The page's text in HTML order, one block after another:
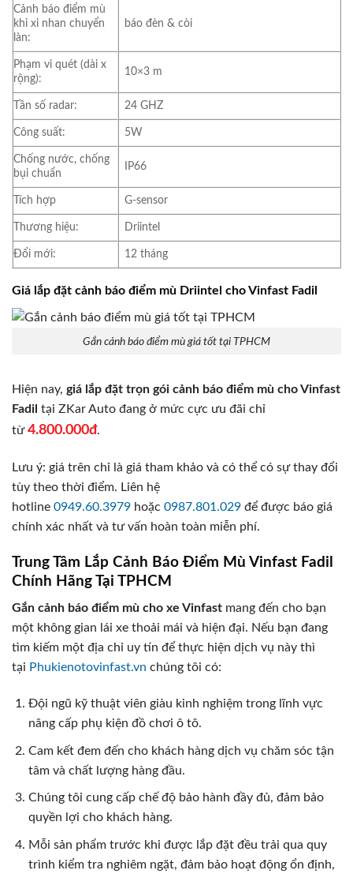
Cảnh báo điểm mù
khi xi nhan chuyển
làn:
báo đèn & còi
Phạm vi quét (dài x
rộng):
10×3 m
Tần số radar: 24 GHZ
Công suất: 5W
Chống nước, chống
bụi chuẩn
IP66
Tích hợp G-sensor
Thương hiệu: Driintel
Đổi mới: 12 tháng
Giá lắp đặt cảnh báo điểm mù Driintel cho Vinfast Fadil
Gắn cảnh báo điểm mù giá tốt tại TPHCM
Hiện nay, giá lắp đặt trọn gói cảnh báo điểm mù cho Vinfast
Fadil tại ZKar Auto đang ở mức cực ưu đãi chỉ
từ4.800.000đ.
Lưu ý: giá trên chỉ là giá tham khảo và có thể có sự thay đổi
tùy theo thời điểm. Liên hệ
hotline 0949.60.3979 hoặc 0987.801.029 để được báo giá
chính xác nhất và tư vấn hoàn toàn miễn phí.
Trung Tâm Lắp Cảnh Báo Điểm Mù Vinfast Fadil
Chính Hãng Tại TPHCM
Gắn cảnh báo điểm mù cho xe Vinfast mang đến cho bạn
một không gian lái xe thoải mái và hiện đại. Nếu bạn đang
tìm kiếm một địa chỉ uy tín để thực hiện dịch vụ này thì
tại Phukienotovinfast.vn chúng tôi có:
Đội ngũ kỹ thuật viên giàu kinh nghiệm trong lĩnh vực
nâng cấp phụ kiện đồ chơi ô tô.
Cam kết đem đến cho khách hàng dịch vụ chăm sóc tận
tâm và chất lượng hàng đầu.
Chúng tôi cung cấp chế độ bảo hành đầy đủ, đảm bảo
quyền lợi cho khách hàng.
Mỗi sản phẩm trước khi được lắp đặt đều trải qua quy
trình kiểm tra nghiêm ngặt, đảm bảo hoạt động ổn định,